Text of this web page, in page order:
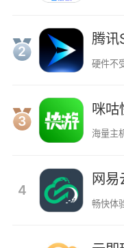
2
腾讯
硬件不
3
咪咕
海量主
4
网易
畅快体